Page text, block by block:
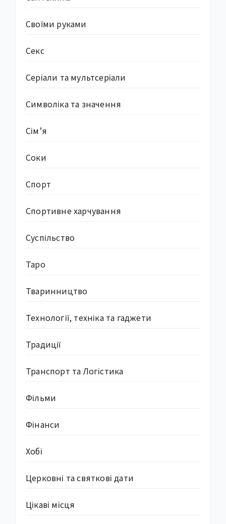
Своїми руками
Секс
Серіали та мультсеріали
Символіка та значення
Сім’я
Соки
Спорт
Спортивне харчування
Суcпільство
Таро
Тваринництво
Технології, техніка та гаджети
Традиції
Транспорт та Логістика
Фільми
Фінанси
Хобі
Церковні та святкові дати
Цікаві місця